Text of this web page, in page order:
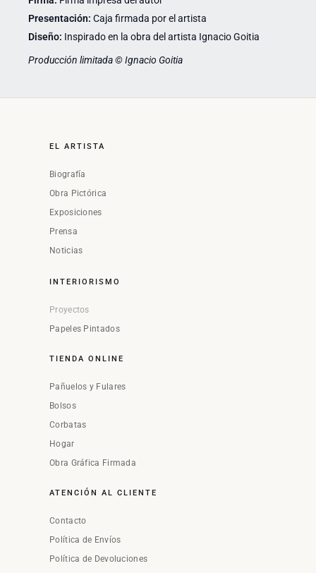
Presentación: Caja firmada por el artista
Diseño: Inspirado en la obra del artista Ignacio Goitia
Producción limitada © Ignacio Goitia
EL ARTISTA
Biografía
Obra Pictórica
Exposiciones
Prensa
Noticias
INTERIORISMO
Proyectos
Papeles Pintados
TIENDA ONLINE
Pañuelos y Fulares
Bolsos
Corbatas
Hogar
Obra Gráfica Firmada
ATENCIÓN AL CLIENTE
Contacto
Política de Envíos
Política de Devoluciones